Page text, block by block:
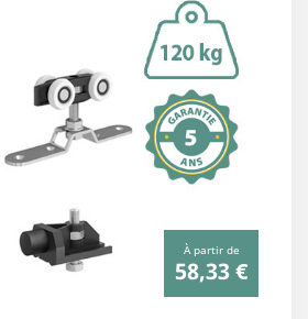
À partir de
58,33 €